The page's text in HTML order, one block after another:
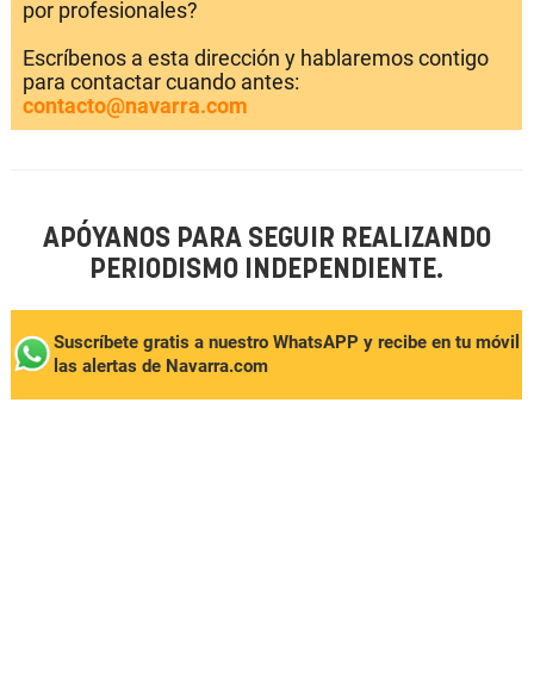
por profesionales?
Escríbenos a esta dirección y hablaremos contigo
para contactar cuando antes:
contacto@navarra.com
APÓYANOS PARA SEGUIR REALIZANDO
PERIODISMO INDEPENDIENTE.
Suscríbete gratis a nuestro WhatsAPP y recibe en tu móvil
las alertas de Navarra.com